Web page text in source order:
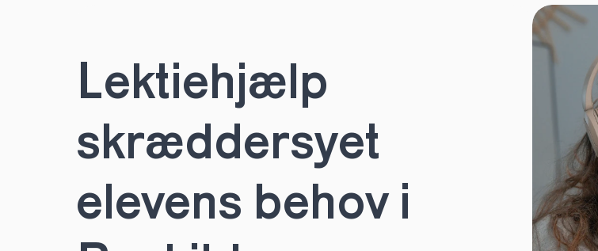
Lektiehjælp
skræddersyet
elevens behov i